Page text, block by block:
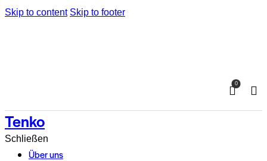
Skip to content Skip to footer
0
Tenko
Schließen
Über uns